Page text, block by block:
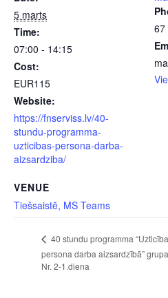
5 marts
Time:
07:00 - 14:15
Cost:
EUR115
Website:
https://fnserviss.lv/40-
stundu-programma-
uzticibas-persona-darba-
aizsardziba/
VENUE
Tiešsaistē, MS Teams
67
40 stundu programma
persona darba aizsardzībā” grupa
Nr. 2-1.diena